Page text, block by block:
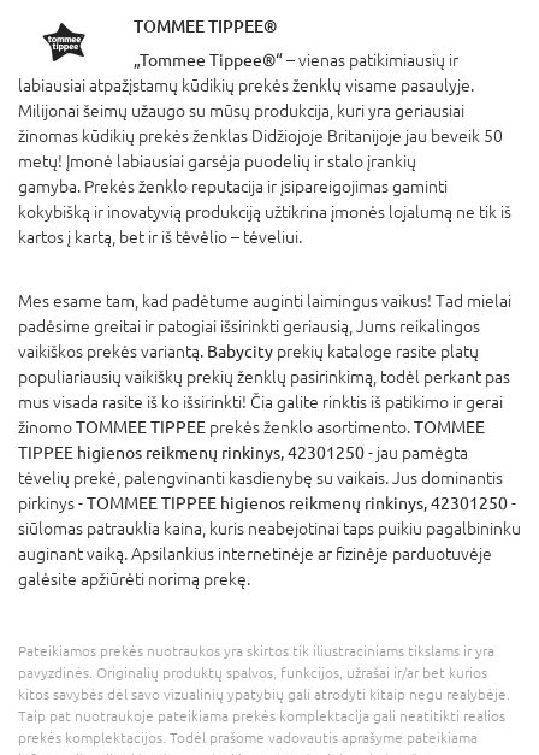
TOMMEE TIPPEE®
„Tommee Tippee®“– vienas patikimiausių ir
labiausiai atpažįstamų kūdikių prekės ženklų visame pasaulyje.
Milijonai šeimų užaugo su mūsų produkcija, kuri yra geriausiai
žinomas kūdikių prekės ženklas Didžiojoje Britanijoje jau beveik 50
metų! Įmonė labiausiai garsėja puodelių ir stalo įrankių
gamyba. Prekės ženklo reputacija ir įsipareigojimas gaminti
kokybišką ir inovatyvią produkciją užtikrina įmonės lojalumą ne tik iš
kartos į kartą, bet ir iš tėvėlio – tėveliui.
Mes esame tam, kad padėtume auginti laimingus vaikus! Tad mielai
padėsime greitai ir patogiai išsirinkti geriausią, Jums reikalingos
vaikiškos prekės variantą. Babycity prekių kataloge rasite platų
populiariausių vaikiškų prekių ženklų pasirinkimą, todėl perkant pas
mus visada rasite iš ko išsirinkti! Čia galite rinktis iš patikimo ir gerai
žinomoTOMMEE TIPPEE prekės ženklo asortimento.TOMMEE
TIPPEE higienos reikmenų rinkinys, 42301250- jau pamėgta
tėvelių prekė, palengvinanti kasdienybę su vaikais. Jus dominantis
pirkinys -TOMMEE TIPPEE higienos reikmenų rinkinys, 42301250-
siūlomas patrauklia kaina, kuris neabejotinai taps puikiu pagalbininku
auginant vaiką. Apsilankius internetinėje ar fizinėje parduotuvėje
galėsite apžiūrėti norimą prekę.
Pateikiamos prekės nuotraukos yra skirtos tik iliustraciniams tikslams ir yra
pavyzdinės. Originalių produktų spalvos, funkcijos, užrašai ir/ar bet kurios
kitos savybės dėl savo vizualinių ypatybių gali atrodyti kitaip negu realybėje.
Taip pat nuotraukoje pateikiama prekės komplektacija gali neatitikti realios
prekės komplektacijos. Todėl prašome vadovautis aprašyme pateikiama